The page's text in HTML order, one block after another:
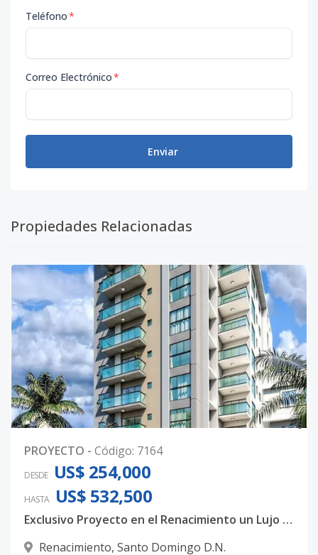
Teléfono*
Correo Electrónico*
Enviar
Propiedades Relacionadas
0
PROYECTO - Código: 7164
DESDE US$ 254,000
HASTA US$ 532,500
Exclusivo Proyecto en el Renacimiento un Lujo familiar
Renacimiento, Santo Domingo D.N.